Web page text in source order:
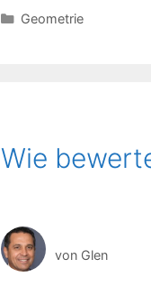
Kategorien
Geometrie
Wie
von Glen